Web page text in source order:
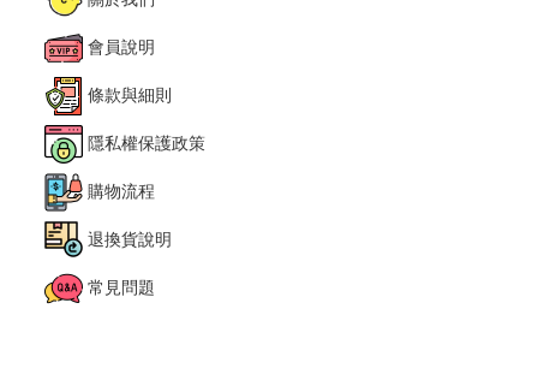
會員說明
條款與細則
隱私權保護政策
購物流程
退換貨說明
常見問題